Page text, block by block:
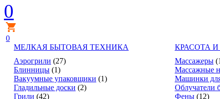
0
0
МЕЛКАЯ БЫТОВАЯ ТЕХНИКА
Аэрогрили (27)
Блинницы (1)
Вакуумные упаковщики (1)
Гладильные доски (2)
Грили (42)
КРАСОТА И
Массажеры
Массажные
Машинки
Облучатели
Фены (12)